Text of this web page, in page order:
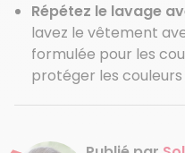
Répétez le lavage
lavez le vêtement
formulée pour les
protéger les